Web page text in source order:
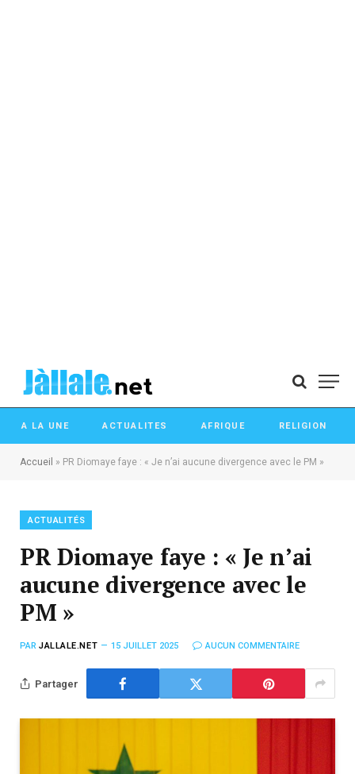
A LA UNE ACTUALITES AFRIQUE RELIGION
Accueil » PR Diomaye faye : « Je n’ai aucune divergence avec le PM »
ACTUALITÉS
PR Diomaye faye : « Je n’ai
aucune divergence avec le
PM »
PAR JALLALE.NET 15 JUILLET 2025 AUCUN COMMENTAIRE
Partager